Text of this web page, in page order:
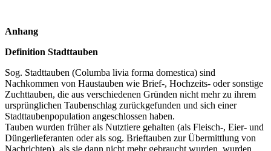
Anhang
Definition Stadttauben
Sog. Stadttauben (Columba livia forma domestica) sind
Nachkommen von Haustauben wie Brief-, Hochzeits- oder sonstige
Zuchttauben, die aus verschiedenen Gründen nicht mehr zu ihrem
ursprünglichen Taubenschlag zurückgefunden und sich einer
Stadttaubenpopulation angeschlossen haben.
Tauben wurden früher als Nutztiere gehalten (als Fleisch-, Eier- und
Düngerlieferanten oder als sog. Brieftauben zur Übermittlung von